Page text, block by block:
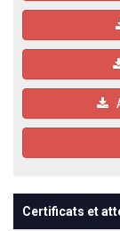
Certificats et